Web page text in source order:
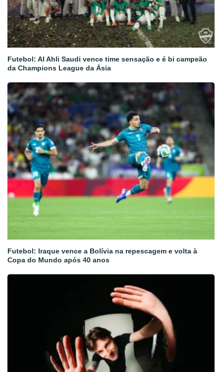
Futebol: Al Ahli Saudi vence time sensação e é bi campeão
da Champions League da Ásia
Futebol: Iraque vence a Bolívia na repescagem e volta à
Copa do Mundo após 40 anos